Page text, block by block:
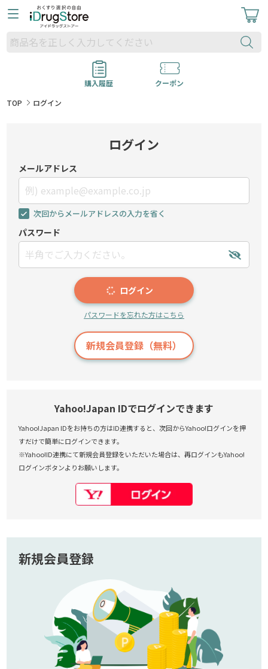
購入履歴
クーポン
TOP
ログイン
ログイン
メールアドレス
次回からメールアドレスの入力を省く
パスワード
ログイン
パスワードを忘れた方はこちら
新規会員登録（無料）
Yahoo!Japan IDでログインできます
Yahoo!Japan IDをお持ちの方はID連携すると、次回からYahoo!ログインを押
すだけで簡単にログインできます。
※Yahoo!ID連携にて新規会員登録をいただいた場合は、再ログインもYahoo!
ログインボタンよりお願いします。
新規会員登録